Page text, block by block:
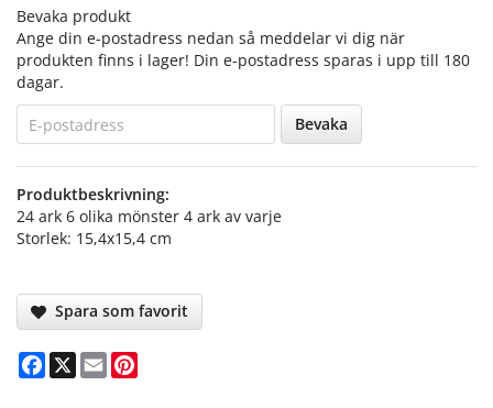
Bevaka produkt
Ange din e-postadress nedan så meddelar vi dig när
produkten finns i lager! Din e-postadress sparas i upp till 180
dagar.
Bevaka
Produktbeskrivning:
24 ark 6 olika mönster 4 ark av varje
Storlek: 15,4x15,4 cm
Spara som favorit
Facebook
X Email